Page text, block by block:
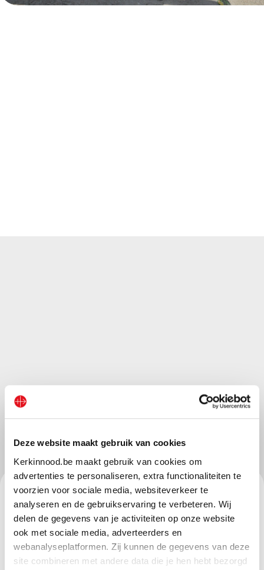
Deze website maakt gebruik van cookies
Kerkinnood.be maakt gebruik van cookies om
advertenties te personaliseren, extra functionaliteiten te
voorzien voor sociale media, websiteverkeer te
analyseren en de gebruikservaring te verbeteren. Wij
delen de gegevens van je activiteiten op onze website
ook met sociale media, adverteerders en
webanalyseplatformen. Zij kunnen de gegevens van deze
site combineren met andere data die je hen hebt bezorgd
“Ik geef mijn steun aan Kerk in Nood, omdat ik bij het
lezen van uw nieuwsbrief altijd erg onder de indruk ben
van wat u doet. Ik zie al die lijdende mensen en de
situaties waarin u hulp biedt en het is vrij deprimerend
om te lezen over de “onmenselijkheid van de mens